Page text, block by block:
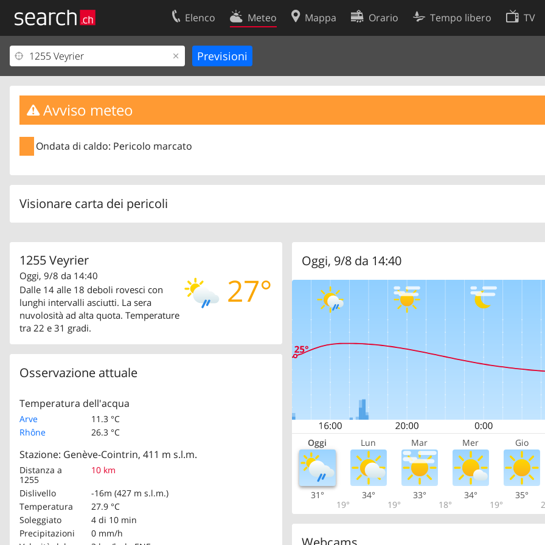
Elenco Meteo Mappa Orario Tempo libero TV
Avviso meteo
Ondata di caldo: Pericolo marcato
Visionare carta dei pericoli
1255 Veyrier
27°
Oggi, 9/8 da 14:40
Dalle 14 alle 18 deboli rovesci con
lunghi intervalli asciutti. La sera
nuvolosità ad alta quota. Temperature
tra 22 e 31 gradi.
Osservazione attuale
Temperatura dell'acqua
Arve
11.3 °C
Rhône
26.3 °C
Stazione: Genève-Cointrin, 411 m s.l.m.
Distanza a
1255
10 km
Dislivello
-16m (427 m s.l.m.)
Temperatura
27.9 °C
Soleggiato
4 di 10 min
Precipitazioni
0 mm/h
Oggi, 9/8 da 14:40
Oggi Lun Mar Mer Gio
31°
19°
34°
19°
33°
18°
34°
19°
35°
Il vostro profolio
Area clienti
Informazioni Legali
Contatti
Condizioni d’uso
Protezione dei dati
Preferenze cookie
Sviluppatori